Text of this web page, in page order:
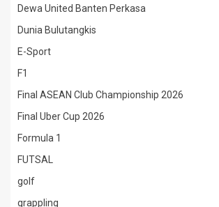
Dewa United Banten Perkasa
Dunia Bulutangkis
E-Sport
F1
Final ASEAN Club Championship 2026
Final Uber Cup 2026
Formula 1
FUTSAL
golf
grappling